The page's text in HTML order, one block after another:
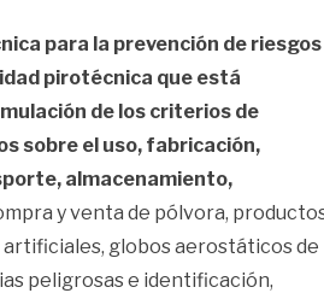
para la prevención de riesgos
pirotécnica que está
de los criterios de
sobre el uso, fabricación,
almacenamiento,
y venta de pólvora,
globos aerostáticos de
peligrosas e identificación,